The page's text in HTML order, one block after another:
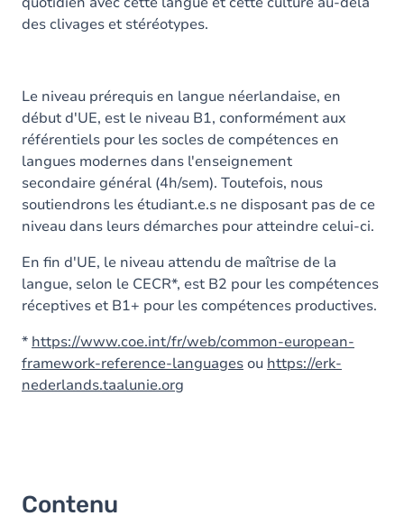
des clivages et stéréotypes.
Le niveau prérequis en langue néerlandaise, en
début d'UE, est le niveau B1, conformément aux
référentiels pour les socles de compétences en
langues modernes dans l'enseignement
secondaire général (4h/sem). Toutefois, nous
soutiendrons les étudiant.e.s ne disposant pas de ce
niveau dans leurs démarches pour atteindre celui-ci.
En fin d'UE, le niveau attendu de maîtrise de la
langue, selon le CECR*, est B2 pour les compétences
réceptives et B1+ pour les compétences productives.
* https://www.coe.int/fr/web/common-european-
framework-reference-languages ou https://erk-
nederlands.taalunie.org
Contenu